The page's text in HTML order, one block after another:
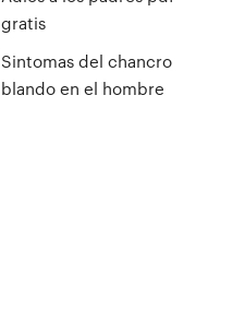
gratis
Sintomas del chancro
blando en el hombre